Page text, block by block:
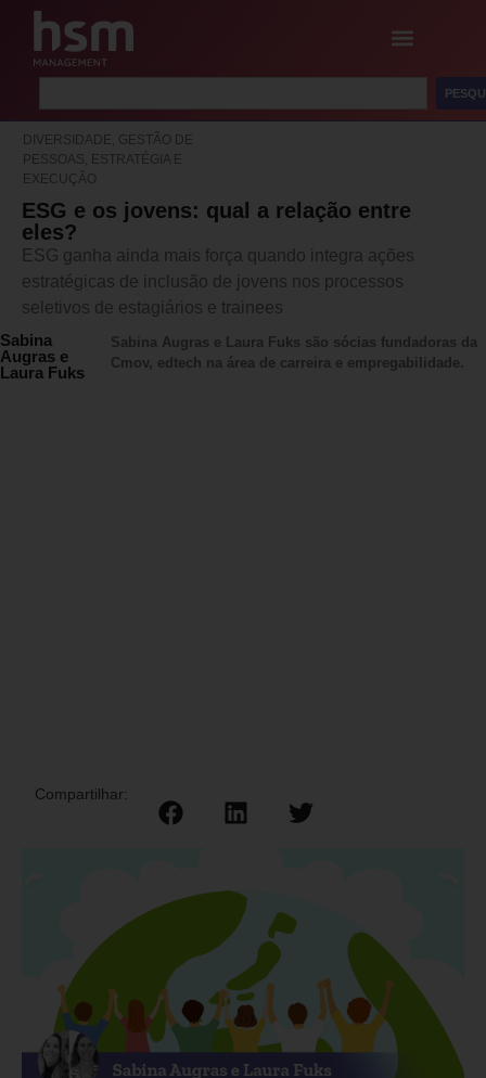
DIVERSIDADE, GESTÃO DE
PESSOAS, ESTRATÉGIA E
EXECUÇÃO
ESG e os jovens: qual a relação entre
eles?
ESG ganha ainda mais força quando integra ações
estratégicas de inclusão de jovens nos processos
seletivos de estagiários e trainees
Sabina
Augras e
Laura Fuks
Sabina Augras e Laura Fuks são sócias fundadoras da
Cmov, edtech na área de carreira e empregabilidade.
Compartilhar: